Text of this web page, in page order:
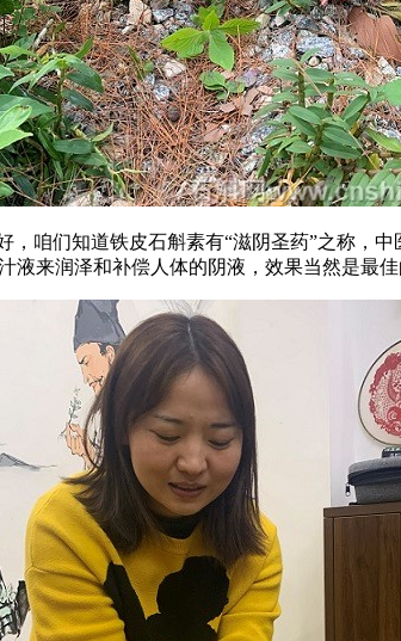
咱们知道铁皮石斛素有“滋阴圣药”之称，
来润泽和补偿人体的阴液，效果当然是最佳